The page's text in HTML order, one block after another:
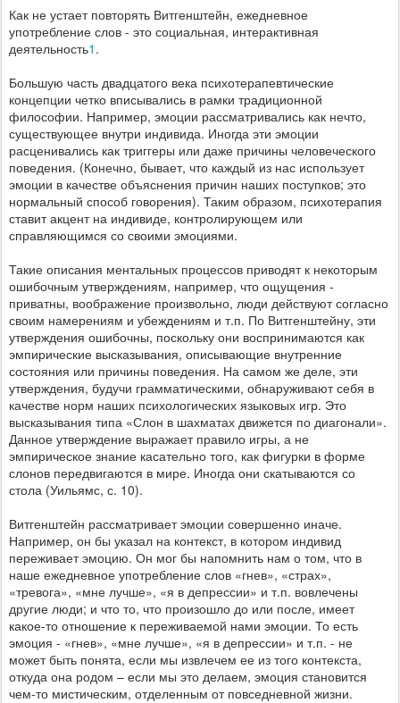
Как не устает повторять Витгенштейн, ежедневное
употребление слов - это социальная, интерактивная
деятельность1 .
Большую часть двадцатого века психотерапевтические
концепции четко вписывались в рамки традиционной
философии. Например, эмоции рассматривались как нечто,
существующее внутри индивида. Иногда эти эмоции
расценивались как триггеры или даже причины человеческого
поведения. (Конечно, бывает, что каждый из нас использует
эмоции в качестве объяснения причин наших поступков; это
нормальный способ говорения). Таким образом, психотерапия
ставит акцент на индивиде, контролирующем или
справляющимся со своими эмоциями.
Такие описания ментальных процессов приводят к некоторым
ошибочным утверждениям, например, что ощущения -
приватны, воображение произвольно, люди действуют согласно
своим намерениям и убеждениям и т.п. По Витгенштейну, эти
утверждения ошибочны, поскольку они воспринимаются как
эмпирические высказывания, описывающие внутренние
состояния или причины поведения. На самом же деле, эти
утверждения, будучи грамматическими, обнаруживают себя в
качестве норм наших психологических языковых игр. Это
высказывания типа «Слон в шахматах движется по диагонали».
Данное утверждение выражает правило игры, а не
эмпирическое знание касательно того, как фигурки в форме
слонов передвигаются в мире. Иногда они скатываются со
стола (Уильямс, с. 10).
Витгенштейн рассматривает эмоции совершенно иначе.
Например, он бы указал на контекст, в котором индивид
переживает эмоцию. Он мог бы напомнить нам о том, что в
наше ежедневное употребление слов «гнев», «страх»,
«тревога», «мне лучше», «я в депрессии» и т.п. вовлечены
другие люди; и что то, что произошло до или после, имеет
какое-то отношение к переживаемой нами эмоции. То есть
эмоция - «гнев», «мне лучше», «я в депрессии» и т.п. - не
может быть понята, если мы извлечем ее из того контекста,
откуда она родом – если мы это делаем, эмоция становится
чем-то мистическим, отделенным от повседневной жизни.